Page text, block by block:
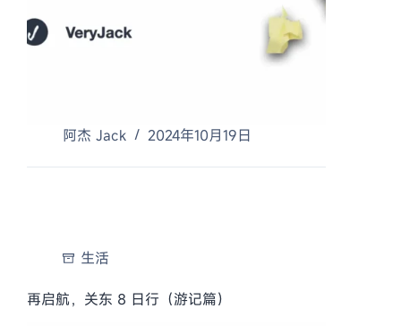
阿杰 Jack 2024年10月19日
生活
再启航，关东 8 日行（游记篇）